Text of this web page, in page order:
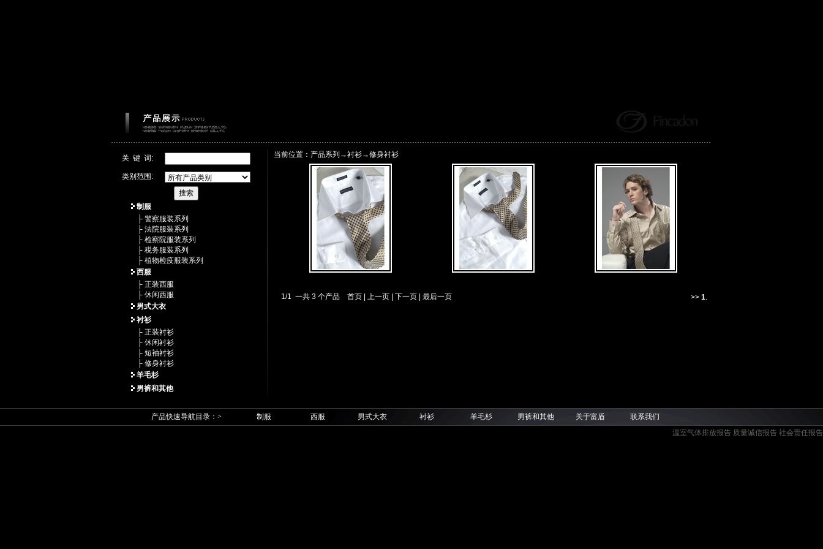
关 键 词:
类别范围:
制服
├ 警察服装系列
├ 法院服装系列
├ 检察院服装系列
├ 税务服装系列
├ 植物检疫服装系列
西服
├ 正装西服
├ 休闲西服
男式大衣
衬衫
├ 正装衬衫
├ 休闲衬衫
├ 短袖衬衫
├ 修身衬衫
羊毛杉
男裤和其他
当前位置：产品系列→衬衫→修身衬衫
1/1 一共 3 个产品 首页| 上一页| 下一页| 最后一页 >> 1.
产品快速导航目录：> 制服 西服 男式大衣 衬衫 羊毛杉 男裤和其他 关于富盾
联系我们
温室气体排放报告 质量诚信报告 社会责任报告